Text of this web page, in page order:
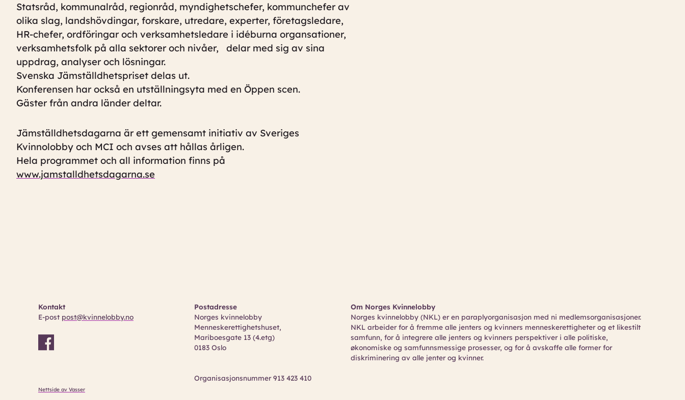
Statsråd, kommunalråd, regionråd, myndighetschefer, kommunchefer av
olika slag, landshövdingar, forskare, utredare, experter, företagsledare,
HR-chefer, ordföringar och verksamhetsledare i idéburna organsationer,
verksamhetsfolk på alla sektorer och nivåer, delar med sig av sina
uppdrag, analyser och lösningar.
Svenska Jämställdhetspriset delas ut.
Konferensen har också en utställningsyta med en Öppen scen.
Gäster från andra länder deltar.
Jämställdhetsdagarna är ett gemensamt initiativ av Sveriges
Kvinnolobby och MCI och avses att hållas årligen.
Hela programmet och all information finns på
www.jamstalldhetsdagarna.se
Kontakt
E-post post@kvinnelobby.no
Nettside av Vasser
Postadresse
Norges kvinnelobby
Menneskerettighetshuset,
Mariboesgate 13 (4.etg)
0183 Oslo
Organisasjonsnummer 913 423 410
Om Norges Kvinnelobby
Norges kvinnelobby (NKL) er en paraplyorganisasjon med ni medlemsorganisasjoner.
NKL arbeider for å fremme alle jenters og kvinners menneskerettigheter og et likestilt
samfunn, for å integrere alle jenters og kvinners perspektiver i alle politiske,
økonomiske og samfunnsmessige prosesser, og for å avskaffe alle former for
diskriminering av alle jenter og kvinner.